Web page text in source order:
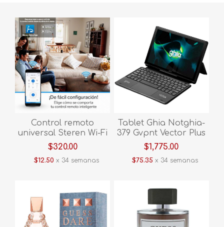
Control remoto
universal Steren Wi-Fi
SHOME-160 V/E.
$320.00
$12.50 x 34 semanas
Tablet Ghia Notghia-
379 Gvpnt Vector Plus
C/teclado Negro
$1,775.00
$75.35 x 34 semanas